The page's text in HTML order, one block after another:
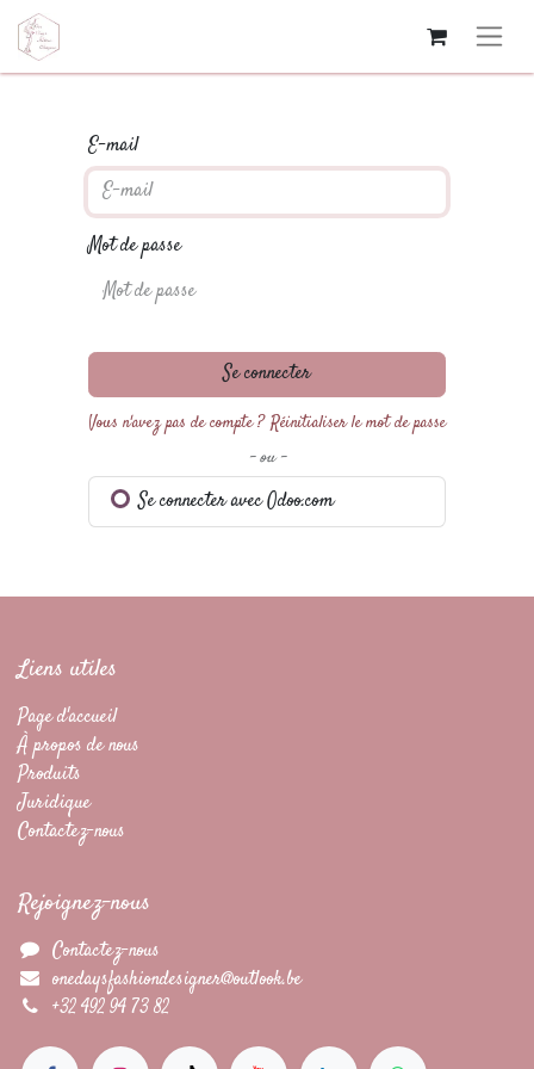
E-mail
Mot de passe
Se connecter
Vous n'avez pas de compte ? Réinitialiser le mot de passe
- ou -
Se connecter avec Odoo.com
Liens utiles
Page d'accueil
À propos de nous
Produits
Juridique
Contactez-nous
Rejoignez-nous
Contactez-nous
onedaysfashiondesigner@outlook.be
+32 492 94 73 82